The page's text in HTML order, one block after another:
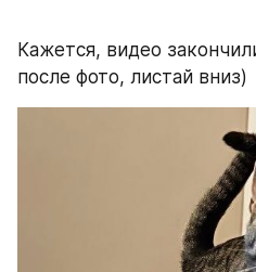
Кажется, видео
после фото, листай вниз)